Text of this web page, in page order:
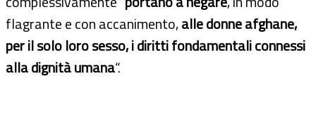
flagrante e con accanimento,alle donne afghane,
per il solo loro sesso, i diritti fondamentali connessi
alla dignità umana“.